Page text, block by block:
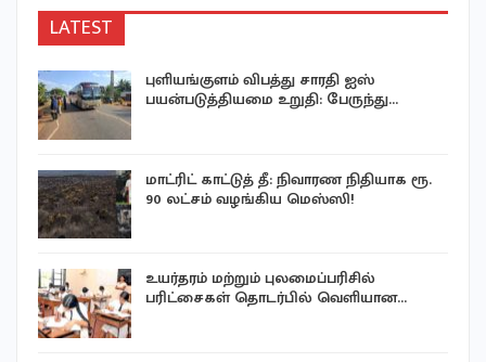
LATEST
புளியங்குளம் விபத்து சாரதி ஐஸ்
பயன்படுத்தியமை உறுதி: பேருந்து…
மாட்ரிட் காட்டுத் தீ: நிவாரண நிதியாக ரூ.
90 லட்சம் வழங்கிய மெஸ்ஸி!
உயர்தரம் மற்றும் புலமைப்பரிசில்
பரிட்சைகள் தொடர்பில் வெளியான…